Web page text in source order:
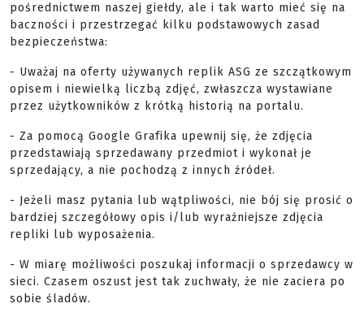
pośrednictwem naszej giełdy, ale i tak warto mieć się na
baczności i przestrzegać kilku podstawowych zasad
bezpieczeństwa:
- Uważaj na oferty używanych replik ASG ze szczątkowym
opisem i niewielką liczbą zdjęć, zwłaszcza wystawiane
przez użytkowników z krótką historią na portalu.
- Za pomocą Google Grafika upewnij się, że zdjęcia
przedstawiają sprzedawany przedmiot i wykonał je
sprzedający, a nie pochodzą z innych źródeł.
- Jeżeli masz pytania lub wątpliwości, nie bój się prosić o
bardziej szczegółowy opis i/lub wyraźniejsze zdjęcia
repliki lub wyposażenia.
- W miarę możliwości poszukaj informacji o sprzedawcy w
sieci. Czasem oszust jest tak zuchwały, że nie zaciera po
sobie śladów.